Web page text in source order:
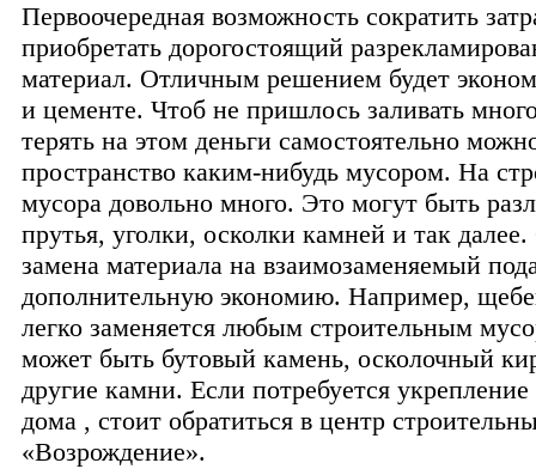
Первоочередная возможность сократить
приобретать дорогостоящий
материал. Отличным решением будет
и цементе. Чтоб не пришлось заливать
терять на этом деньги самостоятельно
пространство каким-нибудь мусором. На
мусора довольно много. Это могут быть
прутья, уголки, осколки камней и так
замена материала на взаимозаменяемый
дополнительную экономию. Например,
легко заменяется любым строительным
может быть бутовый камень, осколочный
другие камни. Если потребуется
дома , стоит обратиться в центр
«Возрождение».